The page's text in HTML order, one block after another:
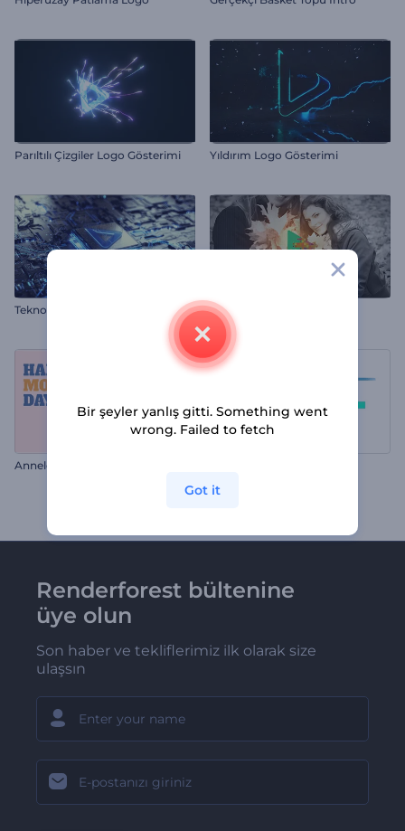
Parıltılı Çizgiler Logo Gösterimi Yıldırım Logo Gösterimi
Teknolojik Devre İntro Nostaljik Çerçeveler
Anneler Günü Animasyonu
Renderforest bültenine
üye olun
Son haber ve tekliflerimiz ilk olarak size
ulaşsın
Bir şeyler yanlış gitti. Something went
wrong. Failed to fetch
Got it